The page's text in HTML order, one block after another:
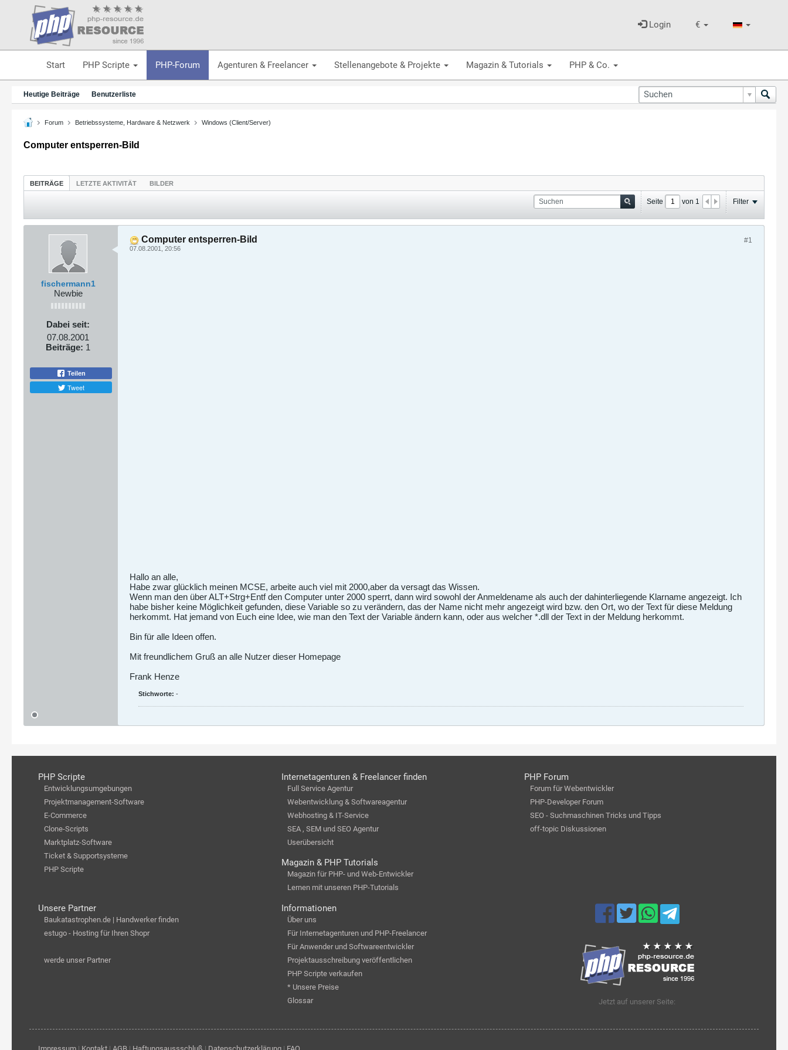
€
Login
Start PHP Scripte PHP-Forum Agenturen & Freelancer Stellenangebote & Projekte Magazin & Tutorials PHP & Co.
Heutige Beiträge Benutzerliste
Forum Betriebssysteme, Hardware & Netzwerk Windows (Client/Server)
Computer entsperren-Bild
BEITRÄGE LETZTE AKTIVITÄT BILDER
Seite von 1 Filter
fischermann1
Newbie
Dabei seit:
07.08.2001
Beiträge: 1
Teilen
Tweet
#1
Computer entsperren-Bild
07.08.2001, 20:56
Hallo an alle,
Habe zwar glücklich meinen MCSE, arbeite auch viel mit 2000,aber da versagt das Wissen.
Wenn man den über ALT+Strg+Entf den Computer unter 2000 sperrt, dann wird sowohl der Anmeldename als auch der dahinterliegende Klarname angezeigt. Ich
habe bisher keine Möglichkeit gefunden, diese Variable so zu verändern, das der Name nicht mehr angezeigt wird bzw. den Ort, wo der Text für diese Meldung
herkommt. Hat jemand von Euch eine Idee, wie man den Text der Variable ändern kann, oder aus welcher *.dll der Text in der Meldung herkommt.
Bin für alle Ideen offen.
Mit freundlichem Gruß an alle Nutzer dieser Homepage
Frank Henze
Stichworte: -
PHP Scripte
Entwicklungsumgebungen
Projektmanagement-Software
E-Commerce
Clone-Scripts
Marktplatz-Software
Ticket & Supportsysteme
PHP Scripte
Internetagenturen & Freelancer finden
Full Service Agentur
Webentwicklung & Softwareagentur
Webhosting & IT-Service
SEA , SEM und SEO Agentur
Userübersicht
Magazin & PHP Tutorials
Magazin für PHP- und Web-Entwickler
Lernen mit unseren PHP-Tutorials
PHP Forum
Forum für Webentwickler
PHP-Developer Forum
SEO - Suchmaschinen Tricks und Tipps
off-topic Diskussionen
Unsere Partner
Baukatastrophen.de | Handwerker finden
estugo - Hosting für Ihren Shopr
werde unser Partner
Informationen
Über uns
Für Internetagenturen und PHP-Freelancer
Für Anwender und Softwareentwickler
Projektausschreibung veröffentlichen
PHP Scripte verkaufen
* Unsere Preise
Glossar
Jetzt auf unserer Seite: